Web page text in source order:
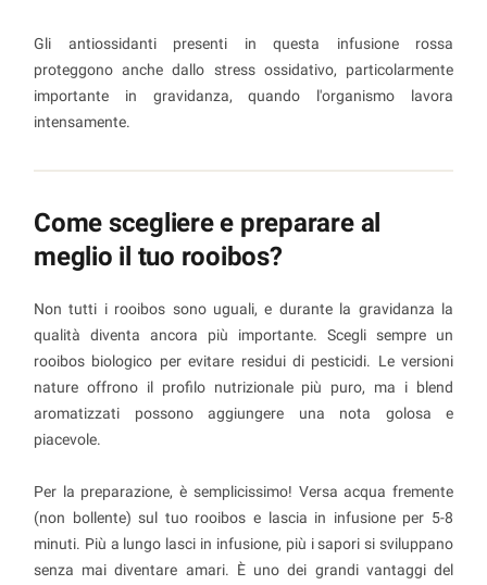
Gli antiossidanti presenti in questa infusione rossa
proteggono anche dallo stress ossidativo, particolarmente
importante in gravidanza, quando l'organismo lavora
intensamente.
Come scegliere e preparare al
meglio il tuo rooibos?
Non tutti i rooibos sono uguali, e durante la gravidanza la
qualità diventa ancora più importante. Scegli sempre un
rooibos biologico per evitare residui di pesticidi. Le versioni
nature offrono il profilo nutrizionale più puro, ma i blend
aromatizzati possono aggiungere una nota golosa e
piacevole.
Per la preparazione, è semplicissimo! Versa acqua fremente
(non bollente) sul tuo rooibos e lascia in infusione per 5-8
minuti. Più a lungo lasci in infusione, più i sapori si sviluppano
senza mai diventare amari. È uno dei grandi vantaggi del